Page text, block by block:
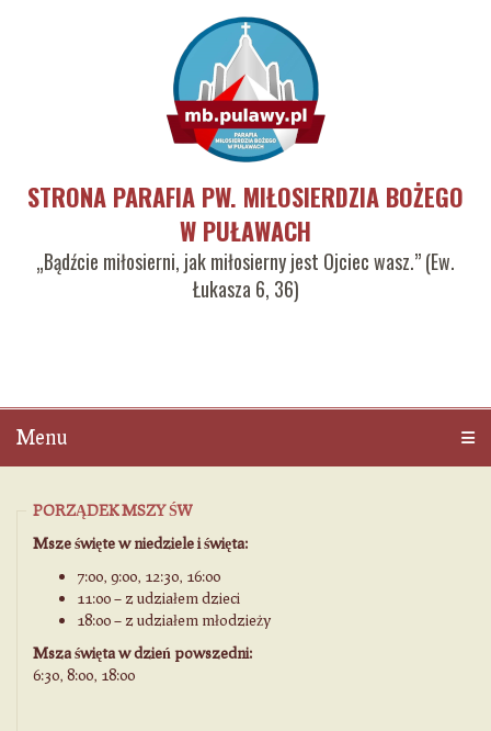
STRONA PARAFIA PW. MIŁOSIERDZIA BOŻEGO
W PUŁAWACH
„Bądźcie miłosierni, jak miłosierny jest Ojciec wasz.” (Ew.
Łukasza 6, 36)
Menu
PORZĄDEK MSZY ŚW
Msze święte w niedziele i święta:
7:00, 9:00, 12:30, 16:00
11:00 – z udziałem dzieci
18:00 – z udziałem młodzieży
Msza święta w dzień powszedni:
6:30, 8:00, 18:00